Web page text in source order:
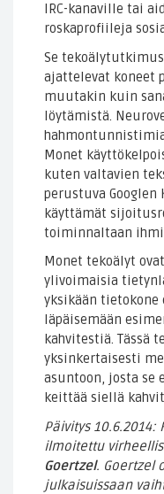
IRC-kanaville tai
roskaprofiileja
Se
ajattelevat koneet
muutakin kuin
löytämistä.
Monet
kuten valtavien
perustuva
käyttämät
toiminnaltaan
Monet tekoälyt
ylivoimaisia
yksikään
läpäisemään
kahvitestiä. Tässä
yksinkertaisesti
asuntoon, josta se
keittää siellä
Päivitys
ilmoitettu
Goertzel. Goertzel
julkaisuissaan